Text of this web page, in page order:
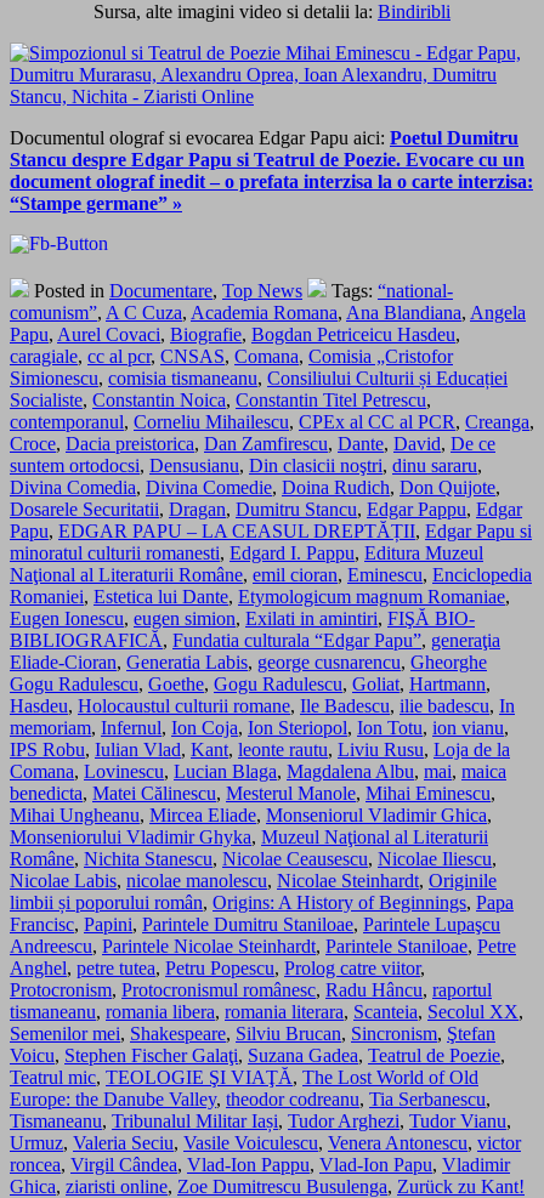
Sursa, alte imagini video si detalii la: Bindiribli
Documentul olograf si evocarea Edgar Papu aici: Poetul Dumitru
Stancu despre Edgar Papu si Teatrul de Poezie. Evocare cu un
document olograf inedit – o prefata interzisa la o carte interzisa:
“Stampe germane” »
Posted in Documentare, Top News Tags: “national-
comunism”, A C Cuza, Academia Romana, Ana Blandiana, Angela
Papu, Aurel Covaci, Biografie, Bogdan Petriceicu Hasdeu,
caragiale, cc al pcr, CNSAS, Comana, Comisia „Cristofor
Simionescu, comisia tismaneanu, Consiliului Culturii și Educației
Socialiste, Constantin Noica, Constantin Titel Petrescu,
contemporanul, Corneliu Mihailescu, CPEx al CC al PCR, Creanga,
Croce, Dacia preistorica, Dan Zamfirescu, Dante, David, De ce
suntem ortodocsi, Densusianu, Din clasicii noştri, dinu sararu,
Divina Comedia, Divina Comedie, Doina Rudich, Don Quijote,
Dosarele Securitatii, Dragan, Dumitru Stancu, Edgar Pappu, Edgar
Papu, EDGAR PAPU – LA CEASUL DREPTĂȚII, Edgar Papu si
minoratul culturii romanesti, Edgard I. Pappu, Editura Muzeul
Naţional al Literaturii Române, emil cioran, Eminescu, Enciclopedia
Romaniei, Estetica lui Dante, Etymologicum magnum Romaniae,
Eugen Ionescu, eugen simion, Exilati in amintiri, FIŞĂ BIO-
BIBLIOGRAFICĂ, Fundatia culturala “Edgar Papu”, generaţia
Eliade-Cioran, Generatia Labis, george cusnarencu, Gheorghe
Gogu Radulescu, Goethe, Gogu Radulescu, Goliat, Hartmann,
Hasdeu, Holocaustul culturii romane, Ile Badescu, ilie badescu, In
memoriam, Infernul, Ion Coja, Ion Steriopol, Ion Totu, ion vianu,
IPS Robu, Iulian Vlad, Kant, leonte rautu, Liviu Rusu, Loja de la
Comana, Lovinescu, Lucian Blaga, Magdalena Albu, mai, maica
benedicta, Matei Călinescu, Mesterul Manole, Mihai Eminescu,
Mihai Ungheanu, Mircea Eliade, Monseniorul Vladimir Ghica,
Monseniorului Vladimir Ghyka, Muzeul Naţional al Literaturii
Române, Nichita Stanescu, Nicolae Ceausescu, Nicolae Iliescu,
Nicolae Labis, nicolae manolescu, Nicolae Steinhardt, Originile
limbii și poporului român, Origins: A History of Beginnings, Papa
Francisc, Papini, Parintele Dumitru Staniloae, Parintele Lupaşcu
Andreescu, Parintele Nicolae Steinhardt, Parintele Staniloae, Petre
Anghel, petre tutea, Petru Popescu, Prolog catre viitor,
Protocronism, Protocronismul românesc, Radu Hâncu, raportul
tismaneanu, romania libera, romania literara, Scanteia, Secolul XX,
Semenilor mei, Shakespeare, Silviu Brucan, Sincronism, Ştefan
Voicu, Stephen Fischer Galaţi, Suzana Gadea, Teatrul de Poezie,
Teatrul mic, TEOLOGIE ŞI VIAŢĂ, The Lost World of Old
Europe: the Danube Valley, theodor codreanu, Tia Serbanescu,
Tismaneanu, Tribunalul Militar Iași, Tudor Arghezi, Tudor Vianu,
Urmuz, Valeria Seciu, Vasile Voiculescu, Venera Antonescu, victor
roncea, Virgil Cândea, Vlad-Ion Pappu, Vlad-Ion Papu, Vladimir
Ghica, ziaristi online, Zoe Dumitrescu Busulenga, Zurück zu Kant!